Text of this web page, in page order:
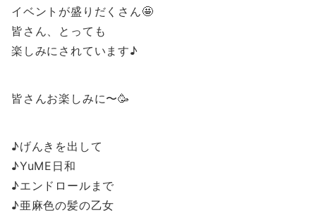
イベントが盛りだくさん🤩
皆さん、とっても
楽しみにされています♪
皆さんお楽しみに〜🥳
♪げんきを出して
♪YuME日和
♪エンドロールまで
♪亜麻色の髪の乙女